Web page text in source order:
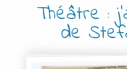
Théâtre :
de